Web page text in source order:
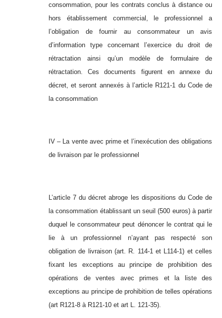
consommation, pour les contrats conclus à distance ou
hors établissement commercial, le professionnel a
l’obligation de fournir au consommateur un avis
d’information type concernant l’exercice du droit de
rétractation ainsi qu’un modèle de formulaire de
rétractation. Ces documents figurent en annexe du
décret, et seront annexés à l’article R121-1 du Code de
la consommation
IV – La vente avec prime et l’inexécution des obligations
de livraison par le professionnel
L’article 7 du décret abroge les dispositions du Code de
la consommation établissant un seuil (500 euros) à partir
duquel le consommateur peut dénoncer le contrat qui le
lie à un professionnel n’ayant pas respecté son
obligation de livraison (art. R. 114-1 et L114-1) et celles
fixant les exceptions au principe de prohibition des
opérations de ventes avec primes et la liste des
exceptions au principe de prohibition de telles opérations
(art R121-8 à R121-10 et art L. 121-35).